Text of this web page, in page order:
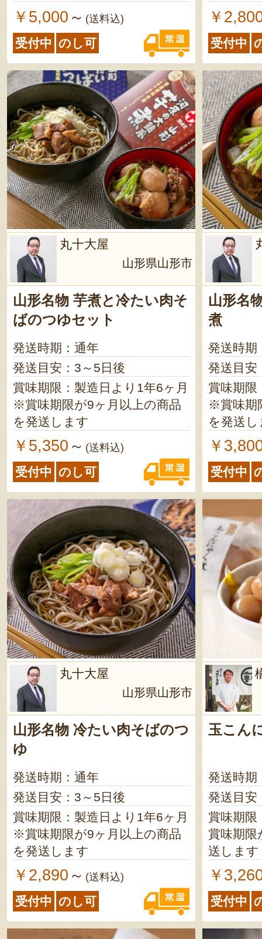
￥5,000 ～ (送料込)
受付中 のし可
￥
受付中
丸十大屋
山形県山形市
山形名物 芋煮と冷たい肉そ
ばのつゆセット
発送時期：通年
発送目安：3～5日後
賞味期限：製造日より1年6ヶ月
※賞味期限が9ヶ月以上の商品
を発送します
￥5,350 ～ (送料込)
受付中 のし可
山形名
煮
発送時期
発送目安
賞味期限
※賞味期
を発送し
￥
受付中
丸十大屋
山形県山形市
山形名物 冷たい肉そばのつ
ゆ
発送時期：通年
発送目安：3～5日後
賞味期限：製造日より1年6ヶ月
※賞味期限が9ヶ月以上の商品
を発送します
￥2,890 ～ (送料込)
受付中 のし可
玉こん
発送時期
発送目安
賞味期限
賞味期限
送します
￥
受付中